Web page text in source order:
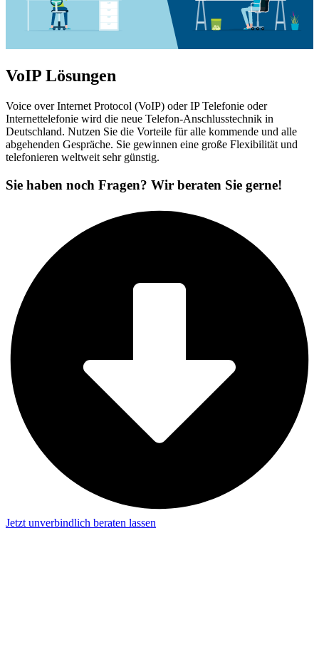
VoIP Lösungen
Voice over Internet Protocol (VoIP) oder IP Telefonie oder
Internettelefonie wird die neue Telefon-Anschlusstechnik in
Deutschland. Nutzen Sie die Vorteile für alle kommende und alle
abgehenden Gespräche. Sie gewinnen eine große Flexibilität und
telefonieren weltweit sehr günstig.
Sie haben noch Fragen? Wir beraten Sie gerne!
Jetzt unverbindlich beraten lassen